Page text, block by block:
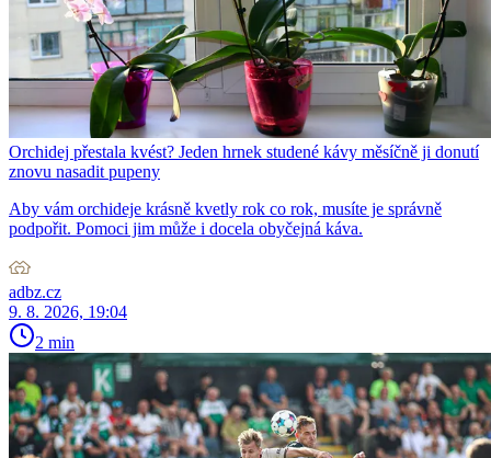
Orchidej přestala kvést? Jeden hrnek studené kávy měsíčně ji donutí
znovu nasadit pupeny
Aby vám orchideje krásně kvetly rok co rok, musíte je správně
podpořit. Pomoci jim může i docela obyčejná káva.
adbz.cz
9. 8. 2026, 19:04
2 min